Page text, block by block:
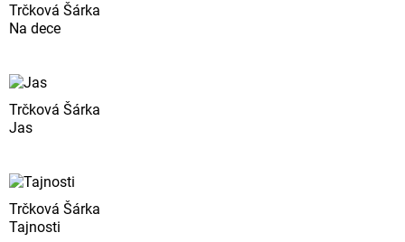
Trčková Šárka
Na dece
Trčková Šárka
Jas
Trčková Šárka
Tajnosti